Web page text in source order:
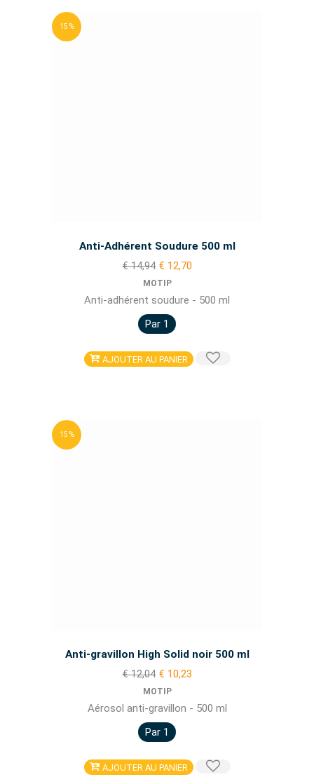
15 %
Anti-Adhérent Soudure 500 ml
€ 14,94 € 12,70
MOTIP
Anti-adhérent soudure - 500 ml
Par 1
AJOUTER AU PANIER
15 %
Anti-gravillon High Solid noir 500 ml
€ 12,04 € 10,23
MOTIP
Aérosol anti-gravillon - 500 ml
Par 1
AJOUTER AU PANIER